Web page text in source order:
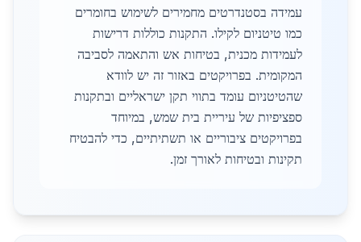
עמידה בסטנדרטים מחמירים לשימוש בחומרים
כמו טיטניום לקילו. התקנות כוללות דרישות
לעמידות מכנית, בטיחות אש והתאמה לסביבה
המקומית. בפרויקטים באזור זה יש לוודא
שהטיטניום עומד בתווי תקן ישראליים ובתקנות
ספציפיות של עיריית בית שמש, במיוחד
בפרויקטים ציבוריים או תשתיתיים, כדי להבטיח
תקינות ובטיחות לאורך זמן.